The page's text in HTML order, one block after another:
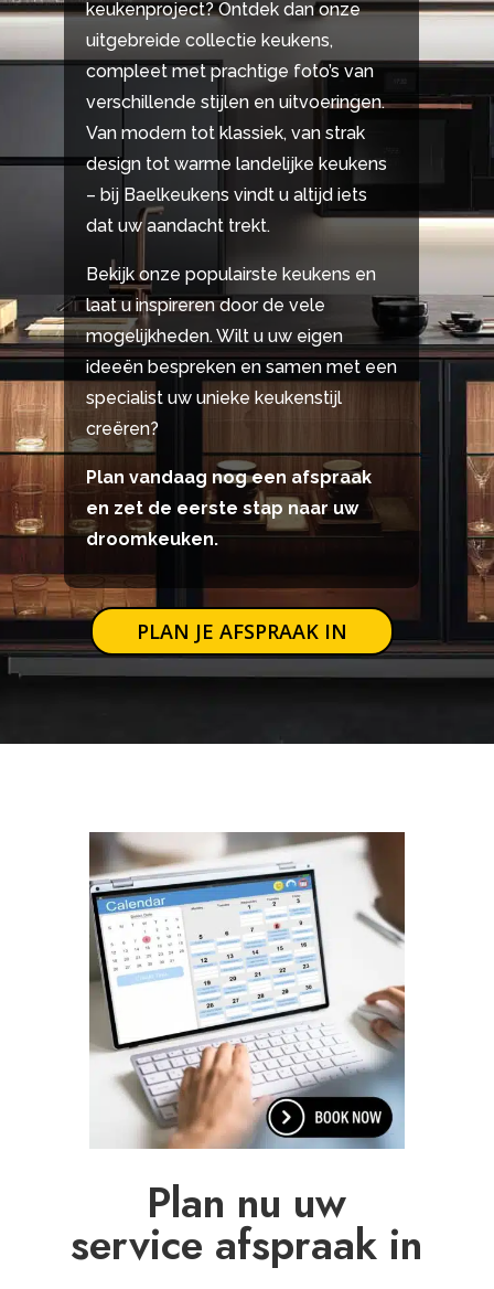
keukenproject? Ontdek dan onze
uitgebreide collectie keukens,
compleet met prachtige foto’s van
verschillende stijlen en uitvoeringen.
Van modern tot klassiek, van strak
design tot warme landelijke keukens
– bij Baelkeukens vindt u altijd iets
dat uw aandacht trekt.
Bekijk onze populairste keukens en
laat u inspireren door de vele
mogelijkheden. Wilt u uw eigen
ideeën bespreken en samen met een
specialist uw unieke keukenstijl
creëren?
Plan vandaag nog een afspraak
en zet de eerste stap naar uw
droomkeuken.
PLAN JE AFSPRAAK IN
Plan nu uw
service afspraak in